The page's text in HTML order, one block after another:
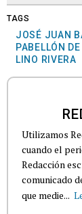
TAGS
JOSÉ JUAN
PABELLÓN
LINO RIVERA
Utilizamos
cuando el
Redacción
comunicado
que medie...